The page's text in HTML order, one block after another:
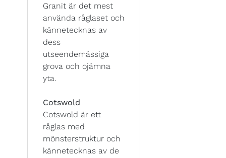
Granit är det mest
använda råglaset och
kännetecknas av
dess
utseendemässiga
grova och ojämna
yta.
Cotswold
Cotswold är ett
råglas med
mönsterstruktur och
kännetecknas av de